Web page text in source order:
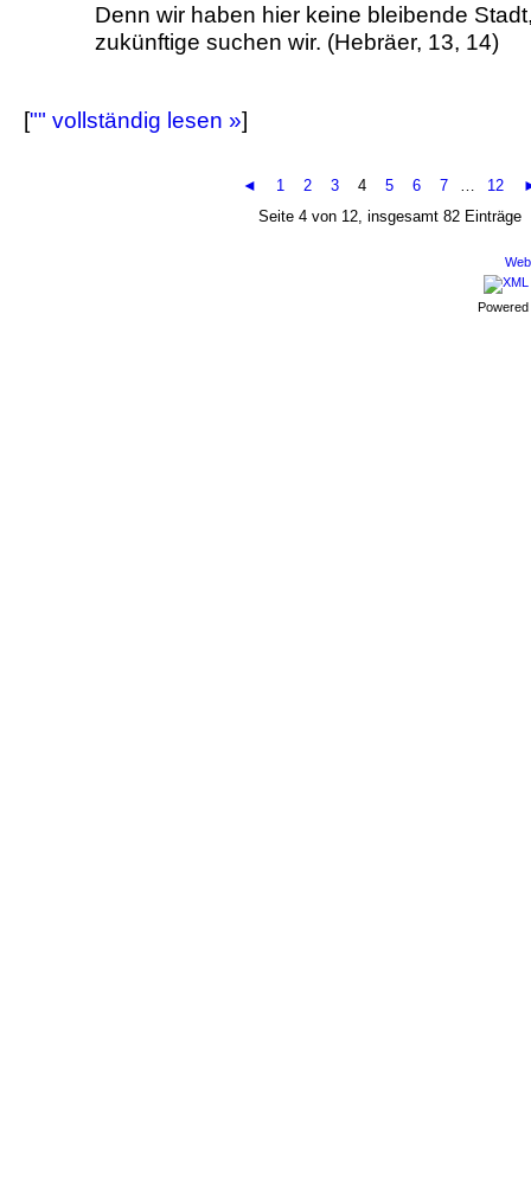
Denn wir haben hier keine bleibende
zukünftige suchen wir. (Hebräer, 13, 14)
["" vollständig lesen »]
◄ 1 2 3 4 5 6 7 12
Seite 4 von 12, insgesamt 82 Einträge